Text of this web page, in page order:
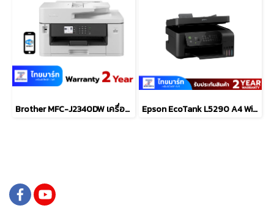
Brother MFC-J2340DW เครื่องพิมพ์มัลติฟังก์ชันอิงค์เจ็ท Epson EcoTank L5290 A4 Wi-Fi All-in-One Ink Tank Printer with ADF